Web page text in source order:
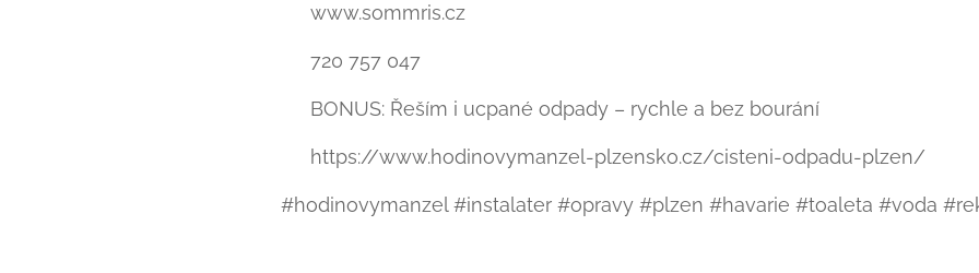
🌐 www.sommris.cz
📞 720 757 047
💡 BONUS: Řeším i ucpané odpady – rychle a bez bourání
👉 https://www.hodinovymanzel-plzensko.cz/cisteni-odpadu-plzen/
#hodinovymanzel #instalater #opravy #plzen #havarie #toaleta #voda